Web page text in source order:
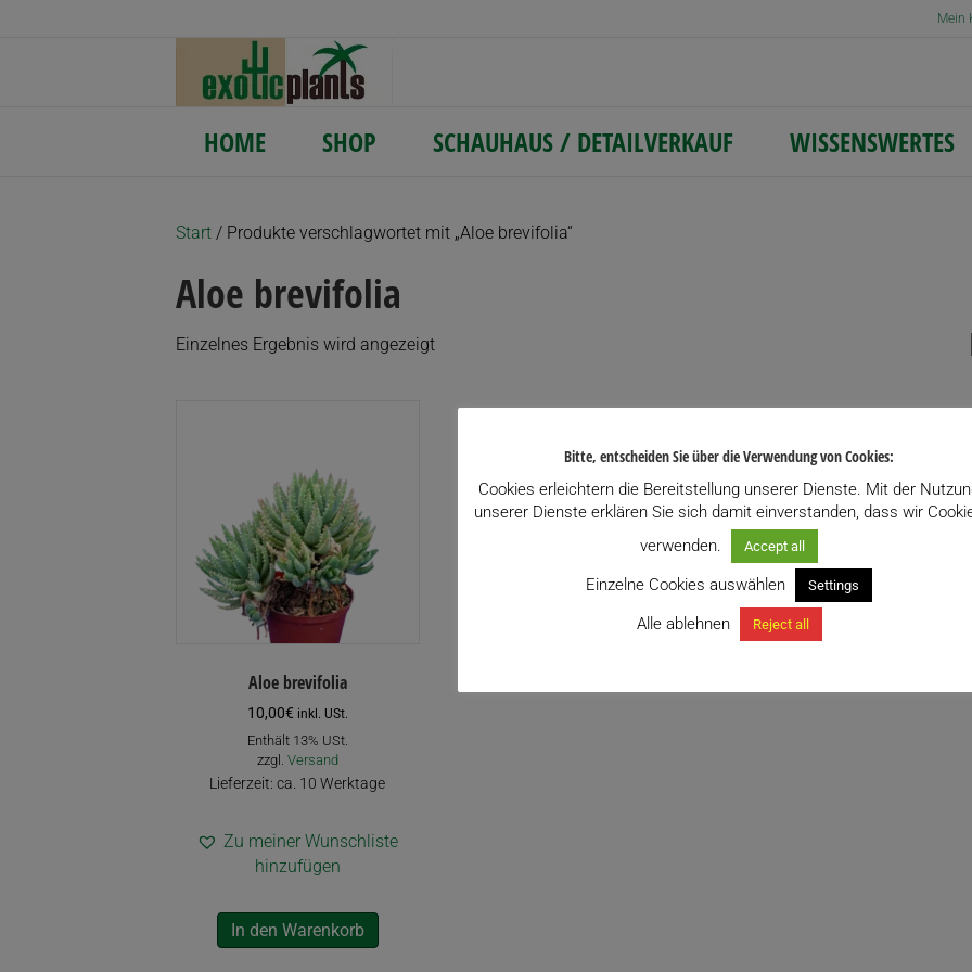
Mein
HOME SHOP SCHAUHAUS / DETAILVERKAUF WISSENSWERTES
Start / Produkte verschlagwortet mit „Aloe brevifolia“
Aloe brevifolia
Einzelnes Ergebnis wird angezeigt
Aloe brevifolia
10,00€ inkl. USt.
Enthält 13% USt.
zzgl. Versand
Lieferzeit: ca. 10 Werktage
Zu meiner Wunschliste
hinzufügen
In den Warenkorb
Bitte, entscheiden Sie über die Verwendung von Cookies:
Cookies erleichtern die Bereitstellung unserer Dienste. Mit der
unserer Dienste erklären Sie sich damit einverstanden, dass wir
verwenden.
Accept all
Einzelne Cookies auswählen Settings
Alle ablehnen Reject all